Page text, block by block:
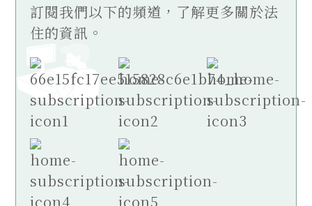
訂閱我們以下的頻道，了解更多關於法
住的資訊。